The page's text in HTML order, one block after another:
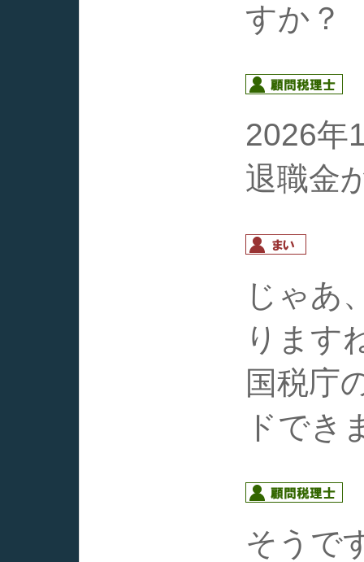
すか？
2026年
退職金
じゃあ
ります
国税庁
ドでき
そうで